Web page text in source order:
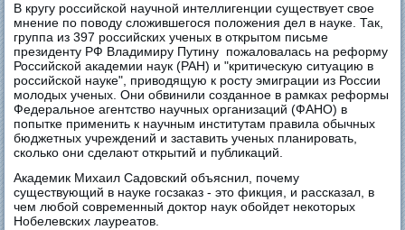
В кругу российской научной интеллигенции существует свое
мнение по поводу сложившегося положения дел в науке. Так,
группа из 397 российских ученых в открытом письме
президенту РФ Владимиру Путину пожаловалась на реформу
Российской академии наук (РАН) и "критическую ситуацию в
российской науке", приводящую к росту эмиграции из России
молодых ученых. Они обвинили созданное в рамках реформы
Федеральное агентство научных организаций (ФАНО) в
попытке применить к научным институтам правила обычных
бюджетных учреждений и заставить ученых планировать,
сколько они сделают открытий и публикаций.
Академик Михаил Садовский объяснил, почему
существующий в науке госзаказ - это фикция, и рассказал, в
чем любой современный доктор наук обойдет некоторых
Нобелевских лауреатов.